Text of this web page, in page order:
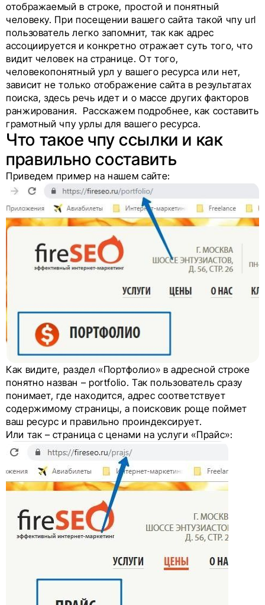
отображаемый в строке, простой и понятный
человеку. При посещении вашего сайта такой чпу url
пользователь легко запомнит, так как адрес
ассоциируется и конкретно отражает суть того, что
видит человек на странице. От того,
человекопонятный урл у вашего ресурса или нет,
зависит не только отображение сайта в результатах
поиска, здесь речь идет и о массе других факторов
ранжирования. Расскажем подробнее, как составить
грамотный чпу урлы для вашего ресурса.
Что такое чпу ссылки и как
правильно составить
Приведем пример на нашем сайте:
Как видите, раздел «Портфолио» в адресной строке
понятно назван – portfolio. Так пользователь сразу
понимает, где находится, адрес соответствует
содержимому страницы, а поисковик роще поймет
ваш ресурс и правильно проиндексирует.
Или так – страница с ценами на услуги «Прайс»: